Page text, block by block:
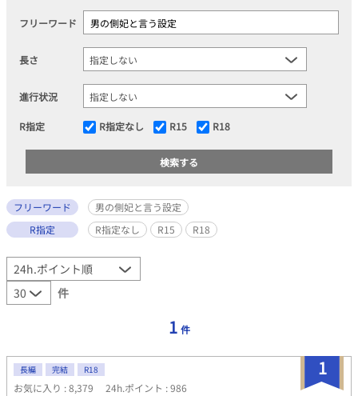
フリーワード
長さ
進行状況
R指定 R指定なし R15 R18
フリーワード
男の側妃と言う設定
R指定
R指定なし R15 R18
件
1 件
1
長編 完結 R18
お気に入り : 8,379 24h.ポイント : 986